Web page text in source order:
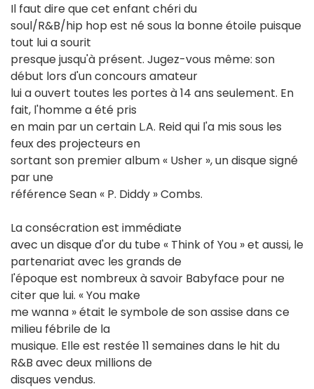
Il faut dire que cet enfant chéri du
soul/R&B/hip hop est né sous la bonne étoile puisque
tout lui a sourit
presque jusqu'à présent. Jugez-vous même: son
début lors d'un concours amateur
lui a ouvert toutes les portes à 14 ans seulement. En
fait, l'homme a été pris
en main par un certain L.A. Reid qui l'a mis sous les
feux des projecteurs en
sortant son premier album « Usher », un disque signé
par une
référence Sean « P. Diddy » Combs.
La consécration est immédiate
avec un disque d'or du tube « Think of You » et aussi, le
partenariat avec les grands de
l'époque est nombreux à savoir Babyface pour ne
citer que lui. « You make
me wanna » était le symbole de son assise dans ce
milieu fébrile de la
musique. Elle est restée 11 semaines dans le hit du
R&B avec deux millions de
disques vendus.